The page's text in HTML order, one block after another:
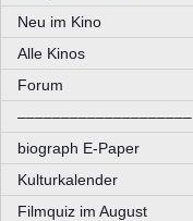
Neu im Kino
Alle Kinos
Forum
––––––––––––––––––––
biograph E-Paper
Kulturkalender
Filmquiz im August